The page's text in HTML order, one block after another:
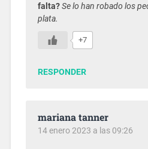
falta?Se lo han robado los
plata.
+7
RESPONDER
mariana tanner
14 enero 2023 a las 09:26